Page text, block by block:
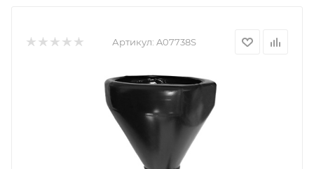
Артикул: A07738S